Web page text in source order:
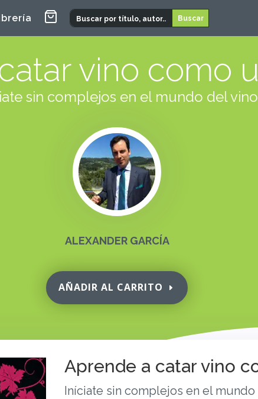
vino como
sin complejos en el mundo del vino
ALEXANDER GARCÍA
AÑADIR AL CARRITO
Aprende a catar vino
Iníciate sin complejos en el mundo